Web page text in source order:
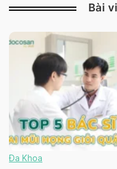
Bài
Đa Khoa